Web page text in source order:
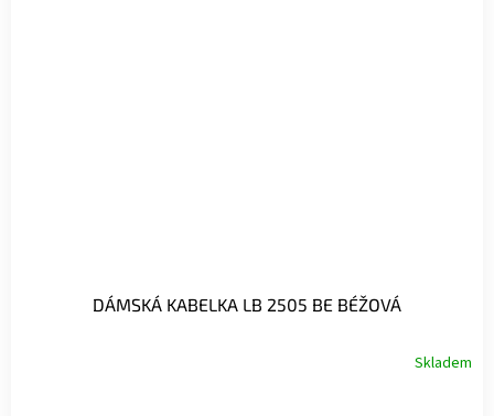
DÁMSKÁ KABELKA LB 2505 BE BÉŽOVÁ
Skladem